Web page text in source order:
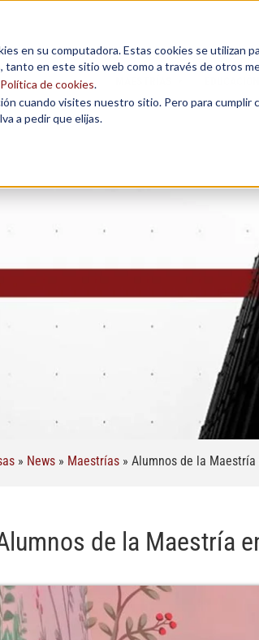
en su computadora. Estas cookies se utilizan
tanto en este sitio web como a través de otros
Política de cookies.
cuando visites nuestro sitio. Pero para
a pedir que elijas.
» News » Maestrías » Alumnos de la
de la Maestría